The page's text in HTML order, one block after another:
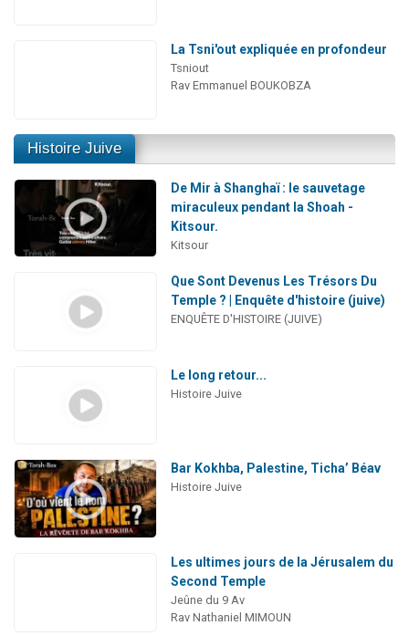
La Tsni'out expliquée en profondeur
Tsniout
Rav Emmanuel BOUKOBZA
Histoire Juive
De Mir à Shanghaï : le sauvetage
miraculeux pendant la Shoah -
Kitsour.
Kitsour
Que Sont Devenus Les Trésors Du
Temple ? | Enquête d'histoire (juive)
ENQUÊTE D'HISTOIRE (JUIVE)
Le long retour...
Histoire Juive
Bar Kokhba, Palestine, Ticha’ Béav
Histoire Juive
Les ultimes jours de la Jérusalem du
Second Temple
Jeûne du 9 Av
Rav Nathaniel MIMOUN